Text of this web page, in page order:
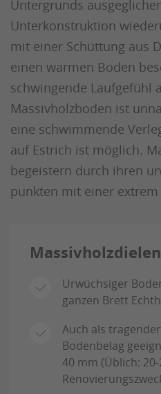
Untergrunds
Unterkonstruktion
mit einer Schüttung aus
einen warmen Boden
schwingende Laufgefühl
Massivholzboden ist
eine schwimmende
auf Estrich ist möglich.
begeistern durch ihren
punkten mit einer
Urwüchsiger
ganzen Brett
Auch als
Bodenbelag
40 mm (Üblich: